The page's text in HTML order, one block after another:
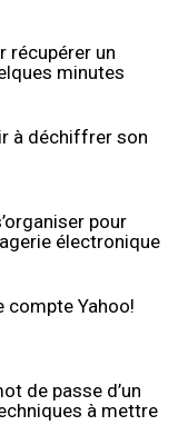
récupérer un
minutes
à déchiffrer son
pour
électronique
compte Yahoo!
de passe d’un
à mettre